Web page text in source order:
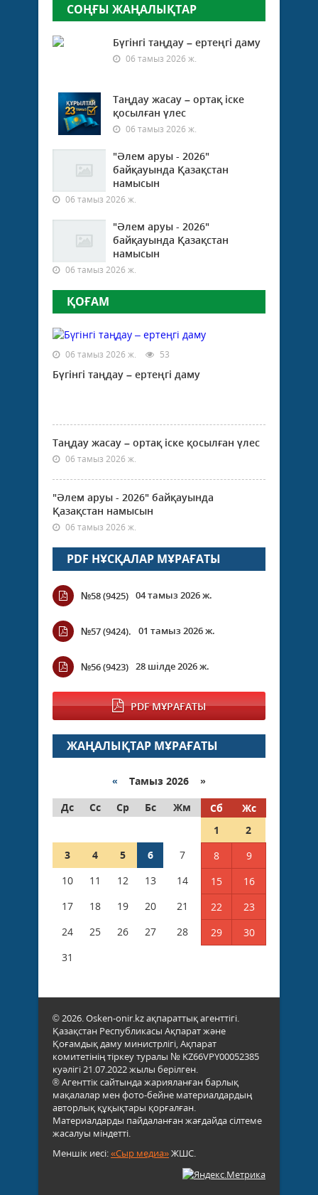
СОҢҒЫ ЖАҢАЛЫҚТАР
Бүгінгі таңдау – ертеңгі даму
06 тамыз 2026 ж.
Таңдау жасау – ортақ іске
қосылған үлес
06 тамыз 2026 ж.
"Әлем аруы - 2026"
байқауында Қазақстан
намысын
06 тамыз 2026 ж.
"Әлем аруы - 2026"
байқауында Қазақстан
намысын
06 тамыз 2026 ж.
ҚОҒАМ
06 тамыз 2026 ж. 53
Бүгінгі таңдау – ертеңгі даму
Таңдау жасау – ортақ іске қосылған үлес
06 тамыз 2026 ж.
"Әлем аруы - 2026" байқауында
Қазақстан намысын
06 тамыз 2026 ж.
PDF НҰСҚАЛАР МҰРАҒАТЫ
№58 (9425) 04 тамыз 2026 ж.
№57 (9424). 01 тамыз 2026 ж.
№56 (9423) 28 шілде 2026 ж.
PDF МҰРАҒАТЫ
ЖАҢАЛЫҚТАР МҰРАҒАТЫ
« Тамыз 2026 »
Дс
Сс Ср Бс Жм Сб
Жс
1
2
3
4 5 6 7 8
9
10
11 12 13 14 15
16
17
18 19 20 21 22
23
24
25 26 27 28 29
30
31
© 2026. Osken-onir.kz ақпараттық агенттігі.
Қазақстан Республикасы Ақпарат және
Қоғамдық даму министрлігі, Ақпарат
комитетінің тіркеу туралы № KZ66VPY00052385
куәлігі 21.07.2022 жылы берілген.
® Агенттік сайтында жарияланған барлық
мақалалар мен фото-бейне материалдардың
авторлық құқықтары қорғалған.
Материалдарды пайдаланған жағдайда сілтеме
жасалуы міндетті.
Меншік иесі:«Сыр медиа»ЖШС.